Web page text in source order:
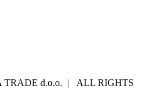
TRADE d.o.o. | ALL RIGHTS